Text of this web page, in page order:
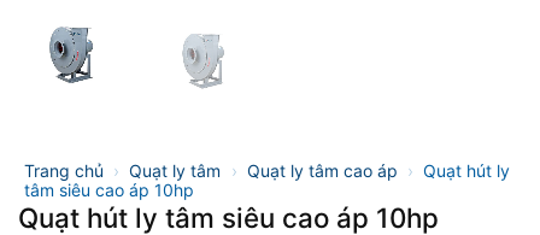
Trang chủ › Quạt ly tâm › Quạt ly tâm cao áp › Quạt hút ly
tâm siêu cao áp 10hp
Quạt hút ly tâm siêu cao áp 10hp